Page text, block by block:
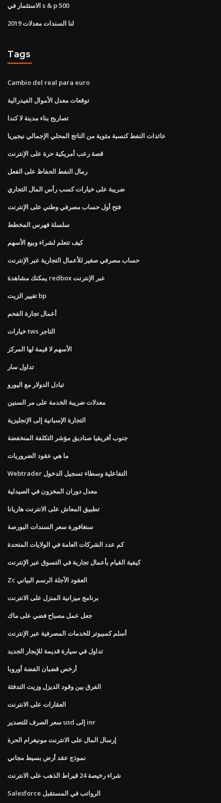
الاستثمار في s & p 500
لنا السندات معدلات 2019
Tags
Cambio del real para euro
توقعات معدل الأموال الفيدرالية
تصاريح بناء مدينة لا كندا
عائدات النفط كنسبة مئوية من الناتج المحلي الإجمالي نيجيريا
قصة رعب أمريكية حرة على الإنترنت
رمال النفط الحفاظ على الفعل
ضريبة على خيارات كسب رأس المال التجاري
فتح أول حساب مصرفي وطني على الإنترنت
سلسلة فهرس المخطط
كيف تتعلم لشراء وبيع الأسهم
حساب مصرفي صغير للأعمال التجارية عبر الإنترنت
يمكنك مشاهدة redbox عبر الإنترنت
تغيير الزيت bp
أعمال تجارة الفحم
خيارات tws التاجر
الأسهم لا قيمة لها المركز
تداول سار
تبادل الدولار مع اليورو
معدلات ضريبة الخدمة على مر السنين
التجارة الإسبانية إلى الإنجليزية
جنوب أفريقيا صناديق مؤشر التكلفة المنخفضة
ما هي عقود الضروريات
Webtrader التفاعلية وسطاء تسجيل الدخول
معدل دوران المخزون في الصيدلية
تطبيق المعاش على الانترنت هاريانا
سنغافورة سعر السندات البورصة
كم عدد الشركات العامة في الولايات المتحدة
كيفية القيام بأعمال تجارية في التسوق عبر الإنترنت
Zc العقود الآجلة الرسم البياني
برنامج ميزانية المنزل على الانترنت
جعل عمل مصباح فضي على ماك
أسلم كمبيوتر للخدمات المصرفية عبر الإنترنت
تداول في سيارة قديمة للإيجار الجديد
أرخص قضبان الفضة أوروبا
الفرق بين وقود الديزل وزيت التدفئة
العقارات على الانترنت
سعر الصرف للتصدير usd إلى inr
إرسال المال على الانترنت مونيغرام الحرة
نموذج عقد أرض بسيط مجاني
شراء رخيصة 24 قيراط الذهب على الانترنت
Salesforce الرواتب في المستقبل